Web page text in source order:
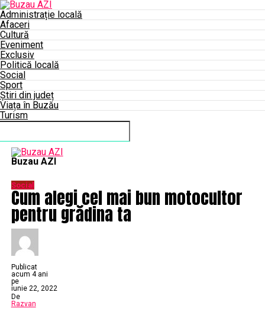
Administrație locală
Afaceri
Cultură
Eveniment
Exclusiv
Politică locală
Social
Sport
Știri din județ
Viața în Buzău
Turism
Connect with us
Buzau AZI
Social
Cum alegi cel mai bun motocultor
pentru grădina ta
Publicat
acum 4 ani
pe
iunie 22, 2022
De
Razvan